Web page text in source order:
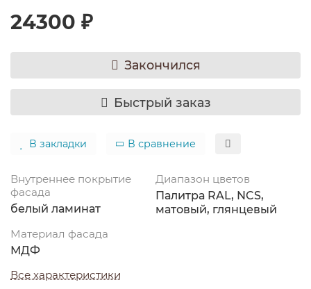
24300 ₽
Закончился
Быстрый заказ
В закладки В сравнение
Внутреннее покрытие
фасада
белый ламинат
Диапазон цветов
Палитра RAL, NCS,
матовый, глянцевый
Материал фасада
МДФ
Все характеристики